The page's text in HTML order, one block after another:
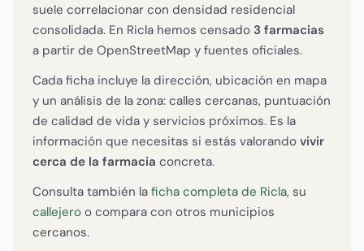
suele correlacionar con densidad residencial
consolidada. En Ricla hemos censado 3 farmacias
a partir de OpenStreetMap y fuentes oficiales.
Cada ficha incluye la dirección, ubicación en mapa
y un análisis de la zona: calles cercanas, puntuación
de calidad de vida y servicios próximos. Es la
información que necesitas si estás valorando vivir
cerca de la farmacia concreta.
Consulta también la ficha completa de Ricla, su
callejero o compara con otros municipios
cercanos.